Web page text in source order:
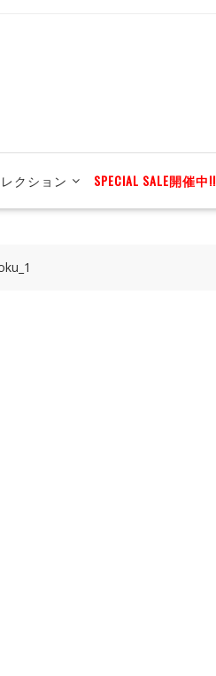
クション SPECIAL SALE開催中!!